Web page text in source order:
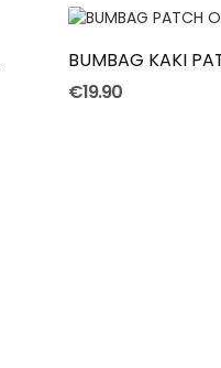
BUMBAG KAKI
€19.90